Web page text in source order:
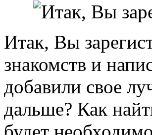
Итак, Вы
знакомств и
добавили свое
дальше? Как